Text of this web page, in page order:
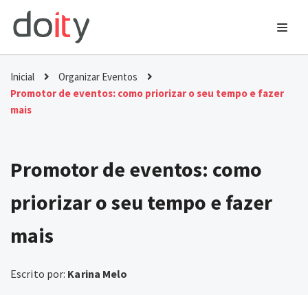
Ir
para
Inicial
Organizar Eventos
Promotor de eventos: como priorizar o seu tempo e fazer
mais
Promotor de eventos: como
priorizar o seu tempo e fazer
mais